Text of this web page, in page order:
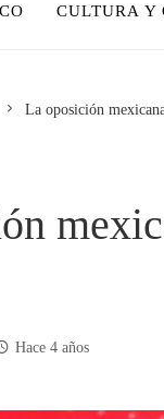
CULTURA Y
La oposición
Hace 4 años